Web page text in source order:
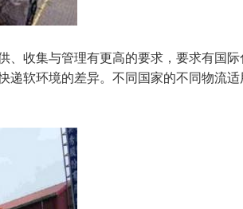
、收集与管理有更高的要求，要求有国
递软环境的差异。不同国家的不同物流